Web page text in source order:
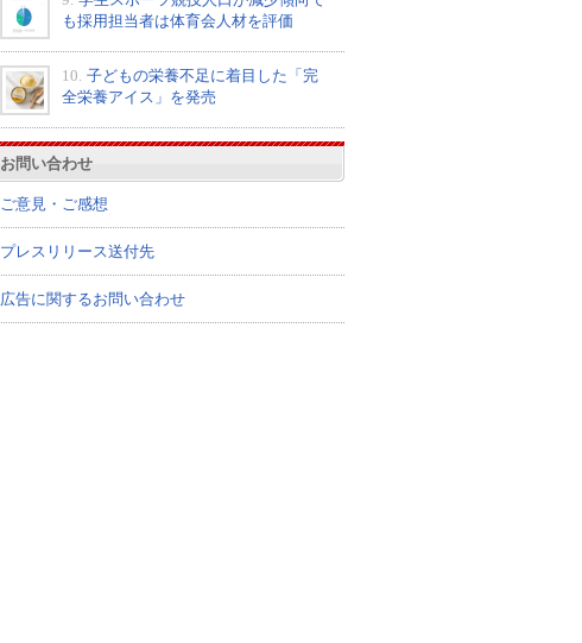
も採用担当者は体育会人材を評価
10. 子どもの栄養不足に着目した「完
全栄養アイス」を発売
お問い合わせ
ご意見・ご感想
プレスリリース送付先
広告に関するお問い合わせ